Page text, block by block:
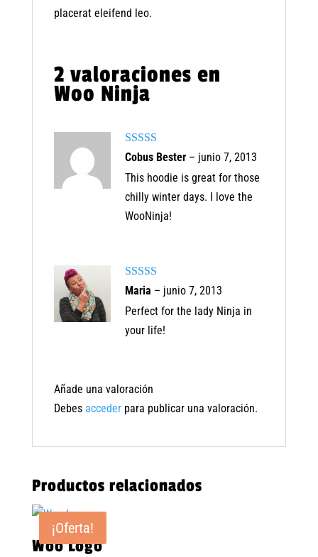
placerat eleifend leo.
2 valoraciones en
Woo Ninja
Valorado con
Cobus Bester – junio 7, 2013
This hoodie is great for those
chilly winter days. I love the
WooNinja!
Valorado
de 5
Maria – junio 7, 2013
Perfect for the lady Ninja in
your life!
Añade una valoración
Debes accederpara publicar una valoración.
Productos relacionados
¡Oferta!
Woo Logo